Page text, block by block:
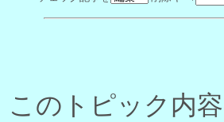
このトピック内